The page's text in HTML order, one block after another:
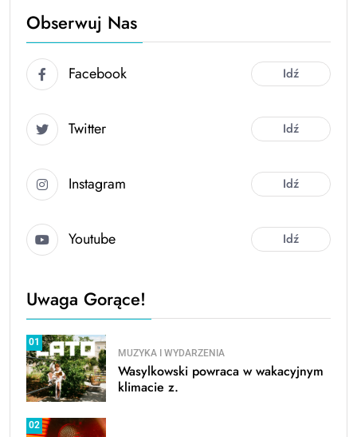
Obserwuj Nas
Facebook Idź
Twitter Idź
Instagram Idź
Youtube Idź
Uwaga Gorące!
01
MUZYKA I WYDARZENIA
Wasylkowski powraca w wakacyjnym
klimacie z.
02